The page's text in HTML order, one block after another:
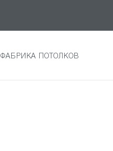
ФАБРИКА ПОТОЛКОВ